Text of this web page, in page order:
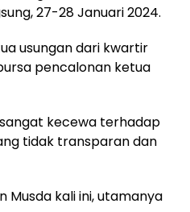
27-28 Januari 2024.
usungan dari kwartir
pencalonan ketua
kecewa terhadap
tidak transparan dan
Musda kali ini, utamanya